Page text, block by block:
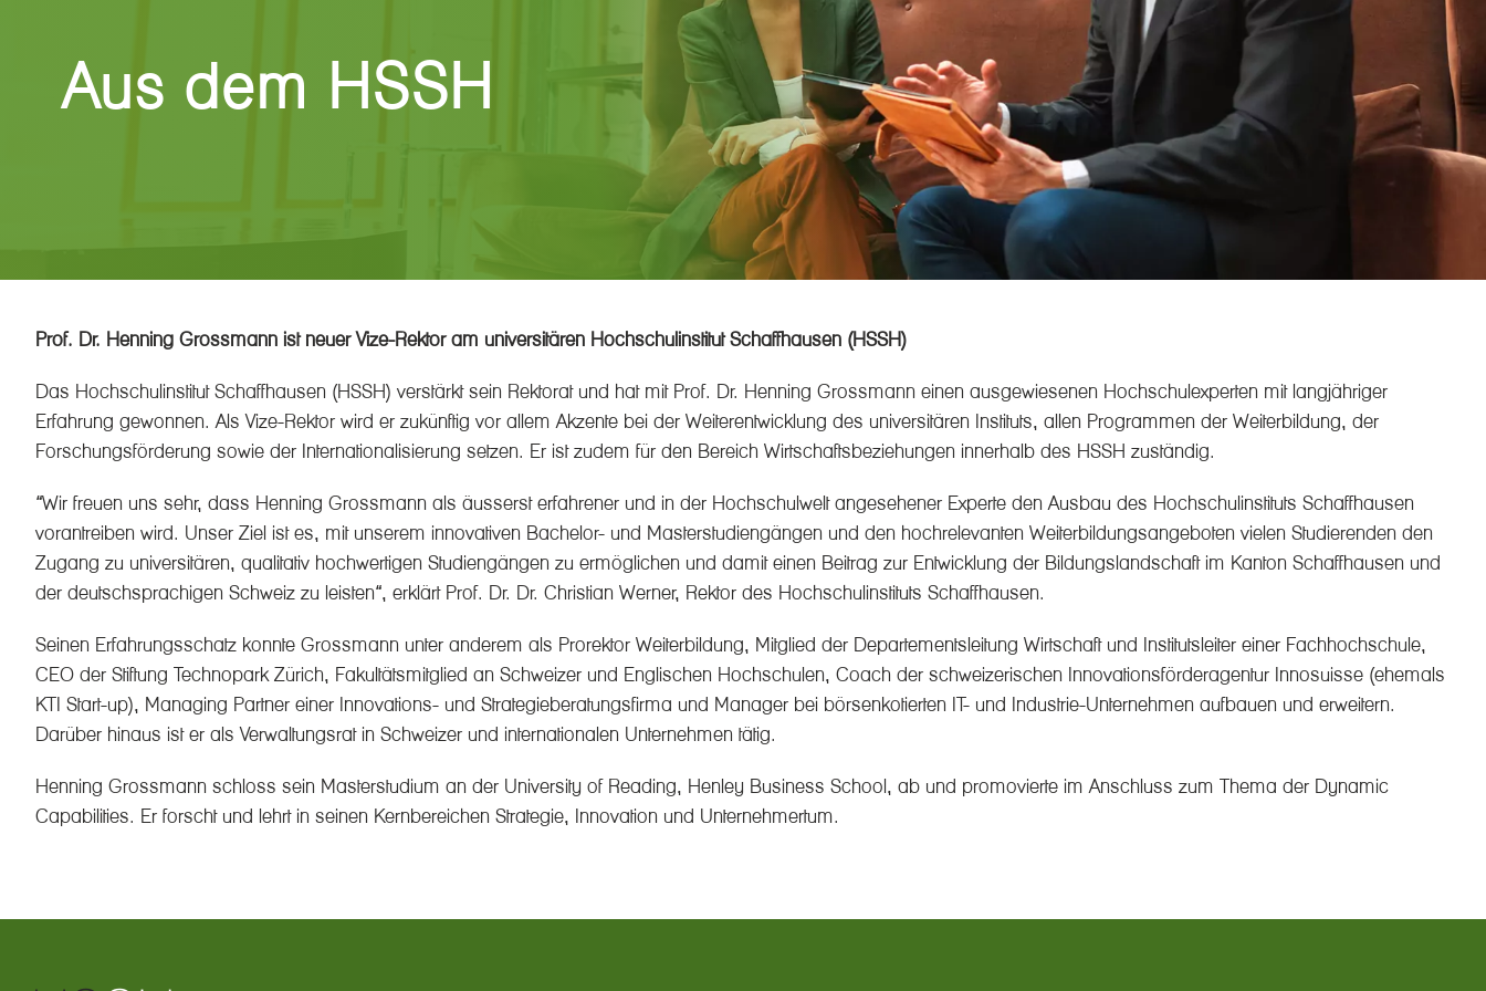
Aus dem HSSH
Prof. Dr. Henning Grossmann ist neuer Vize-Rektor am universitären Hochschulinstitut Schaffhausen (HSSH)
Das Hochschulinstitut Schaffhausen (HSSH) verstärkt sein Rektorat und hat mit Prof. Dr. Henning Grossmann einen ausgewiesenen Hochschulexperten mit langjähriger
Erfahrung gewonnen. Als Vize-Rektor wird er zukünftig vor allem Akzente bei der Weiterentwicklung des universitären Instituts, allen Programmen der Weiterbildung, der
Forschungsförderung sowie der Internationalisierung setzen. Er ist zudem für den Bereich Wirtschaftsbeziehungen innerhalb des HSSH zuständig.
“Wir freuen uns sehr, dass Henning Grossmann als äusserst erfahrener und in der Hochschulwelt angesehener Experte den Ausbau des Hochschulinstituts Schaffhausen
vorantreiben wird. Unser Ziel ist es, mit unserem innovativen Bachelor- und Masterstudiengängen und den hochrelevanten Weiterbildungsangeboten vielen Studierenden den
Zugang zu universitären, qualitativ hochwertigen Studiengängen zu ermöglichen und damit einen Beitrag zur Entwicklung der Bildungslandschaft im Kanton Schaffhausen und
der deutschsprachigen Schweiz zu leisten“, erklärt Prof. Dr. Dr. Christian Werner, Rektor des Hochschulinstituts Schaffhausen.
Seinen Erfahrungsschatz konnte Grossmann unter anderem als Prorektor Weiterbildung, Mitglied der Departementsleitung Wirtschaft und Institutsleiter einer Fachhochschule,
CEO der Stiftung Technopark Zürich, Fakultätsmitglied an Schweizer und Englischen Hochschulen, Coach der schweizerischen Innovationsförderagentur Innosuisse (ehemals
KTI Start-up), Managing Partner einer Innovations- und Strategieberatungsfirma und Manager bei börsenkotierten IT- und Industrie-Unternehmen aufbauen und erweitern.
Darüber hinaus ist er als Verwaltungsrat in Schweizer und internationalen Unternehmen tätig.
Henning Grossmann schloss sein Masterstudium an der University of Reading, Henley Business School, ab und promovierte im Anschluss zum Thema der Dynamic
Capabilities. Er forscht und lehrt in seinen Kernbereichen Strategie, Innovation und Unternehmertum.